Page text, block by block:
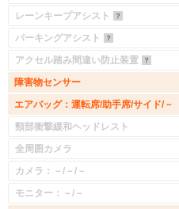
レーンキープアシスト
パーキングアシスト
アクセル踏み間違い防止装置
障害物センサー
エアバッグ：運転席/助手席/サイド/－
頸部衝撃緩和ヘッドレスト
全周囲カメラ
カメラ：－/－/－
モニター：－/－